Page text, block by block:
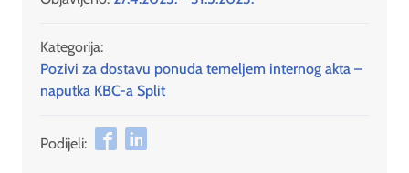
Kategorija:
Pozivi za dostavu ponuda temeljem internog akta –
naputka KBC-a Split
Podijeli: